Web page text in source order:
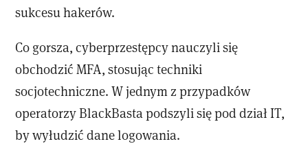
sukcesu hakerów.
Co gorsza, cyberprzestępcy nauczyli się
obchodzić MFA, stosując techniki
socjotechniczne. W jednym z przypadków
operatorzy BlackBasta podszyli się pod dział IT,
by wyłudzić dane logowania.